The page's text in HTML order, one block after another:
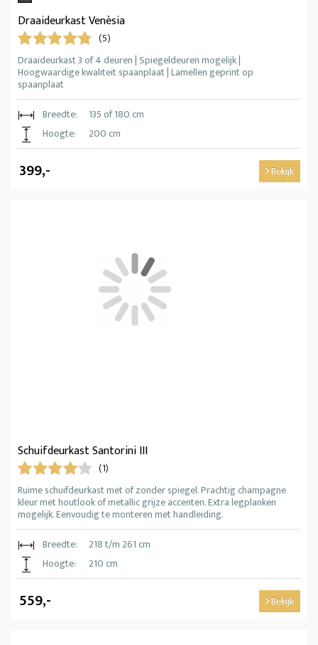
Draaideurkast Venèsia
(5)
Draaideurkast 3 of 4 deuren | Spiegeldeuren mogelijk |
Hoogwaardige kwaliteit spaanplaat | Lamellen geprint op
spaanplaat
Breedte:
135 of 180 cm
Hoogte:
200 cm
399,- Bekijk
Schuifdeurkast Santorini III
(1)
Ruime schuifdeurkast met of zonder spiegel. Prachtig champagne
kleur met houtlook of metallic grijze accenten. Extra legplanken
mogelijk. Eenvoudig te monteren met handleiding.
Breedte:
218 t/m 261 cm
Hoogte:
210 cm
559,- Bekijk